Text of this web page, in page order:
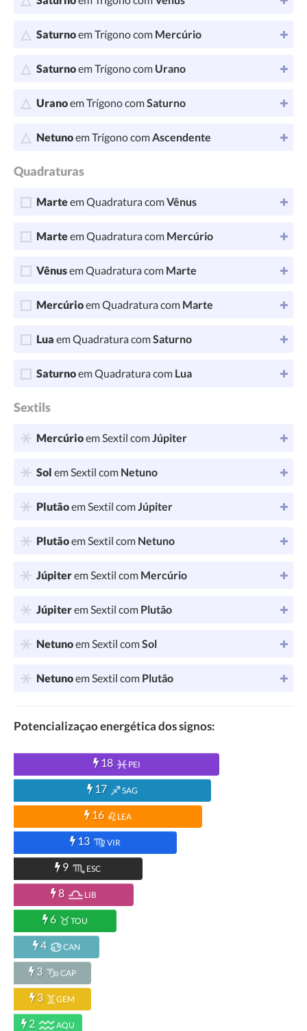
Saturnoem Trígono com Mercúrio
Saturnoem Trígono com Urano
Uranoem Trígono comSaturno
Netunoem Trígono comAscendente
Quadraturas
Marteem Quadratura comVênus
Marteem Quadratura com Mercúrio
Vênusem Quadratura com Marte
Mercúrioem Quadratura com Marte
Lua em Quadratura comSaturno
Saturnoem Quadratura com Lua
Sextils
Mercúrioem Sextil comJúpiter
Sol em Sextil com Netuno
Plutãoem Sextil comJúpiter
Plutãoem Sextil com Netuno
Júpiterem Sextil com Mercúrio
Júpiterem Sextil com Plutão
Netunoem Sextil comSol
Netunoem Sextil com Plutão
Potencializaçao energética dos signos:
18 PEI
17 SAG
16 LEA
13 VIR
9 ESC
8 LIB
6 TOU
4 CAN
3 CAP
3 GEM
2 AQU